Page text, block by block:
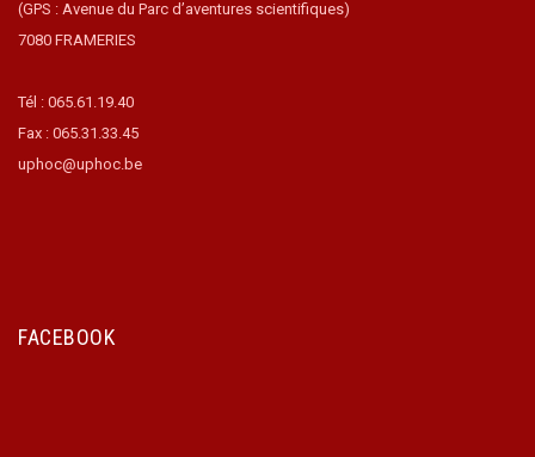
(GPS : Avenue du Parc d’aventures scientifiques)
7080 FRAMERIES
Tél : 065.61.19.40
Fax : 065.31.33.45
uphoc@uphoc.be
FACEBOOK